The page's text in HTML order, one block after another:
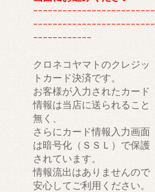
-------------------------
-------------------------
------------
クロネコヤマトのクレジッ
トカード決済です。
お客様が入力されたカード
情報は当店に送られること
無く、
さらにカード情報入力画面
は暗号化（ＳＳＬ）で保護
されています。
情報流出はありませんので
安心してご利用ください。